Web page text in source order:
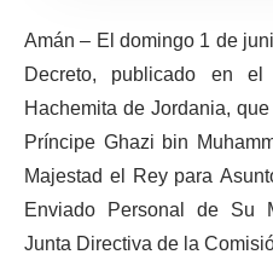
Amán – El domingo 1 de
Decreto, publicado en
Hachemita de Jordania,
Príncipe Ghazi bin
Majestad el Rey para
Enviado Personal de Su
Junta Directiva de la